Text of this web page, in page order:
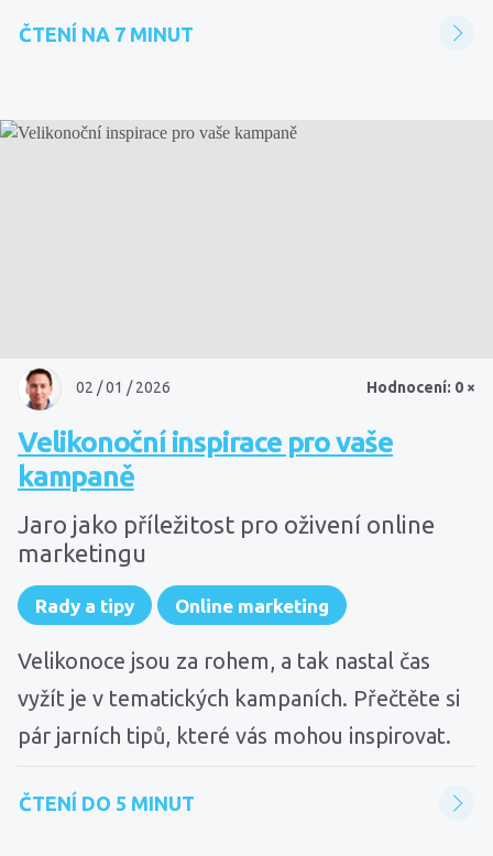
ČTENÍ NA 7 MINUT
Hodnocení: 0 ×
02 / 01 / 2026
Velikonoční inspirace pro vaše
kampaně
Jaro jako příležitost pro oživení online
marketingu
Rady a tipy Online marketing
Velikonoce jsou za rohem, a tak nastal čas
vyžít je v tematických kampaních. Přečtěte si
pár jarních tipů, které vás mohou inspirovat.
ČTENÍ DO 5 MINUT